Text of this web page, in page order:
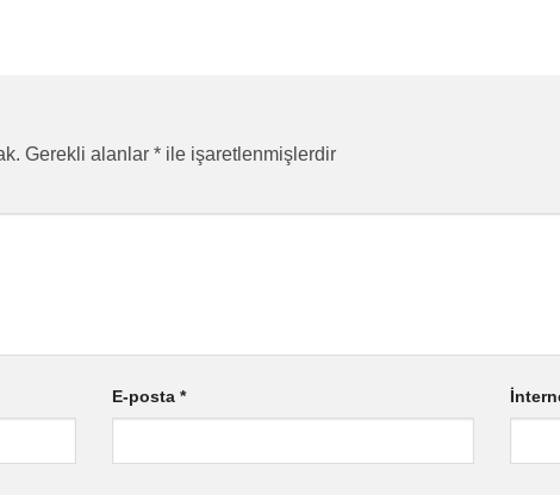
Gerekli alanlar * ile işaretlenmişlerdir
E-posta*